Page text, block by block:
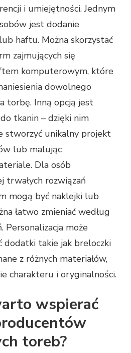
i umiejętności. Jednym
jest dodanie
haftu. Można skorzystać
zajmujących się
komputerowym, które
dowolnego
torbę. Inną opcją jest
tkanin – dzięki nim
stworzyć unikalny projekt
lub malując
Dla osób
trwałych rozwiązań
mogą być naklejki lub
łatwo zmieniać według
Personalizacja może
dodatki takie jak breloczki
z różnych materiałów,
charakteru i oryginalności.
wspierać
toreb?